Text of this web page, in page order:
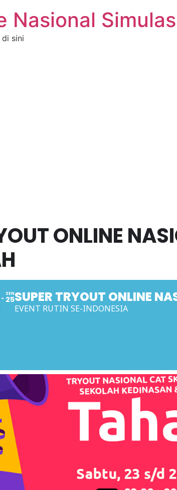
Nasional
sini
ONLINE
SEN
25SUPER TRYOUT ONLINE
EVENT RUTIN SE-INDONESIA